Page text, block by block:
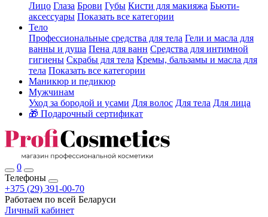
Лицо Глаза Брови Губы Кисти для макияжа Бьюти-
аксессуары Показать все категории
Тело
Профессиональные средства для тела Гели и масла для
ванны и душа Пена для ванн Средства для интимной
гигиены Скрабы для тела Кремы, бальзамы и масла для
тела Показать все категории
Маникюр и педикюр
Мужчинам
Уход за бородой и усами Для волос Для тела Для лица
🎁 Подарочный сертификат
0
Телефоны
+375 (29) 391-00-70
Работаем по всей Беларуси
Личный кабинет